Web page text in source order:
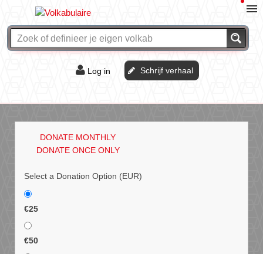
Log in Schrijf verhaal
DONATE MONTHLY
DONATE ONCE ONLY
Select a Donation Option (EUR)
€25
€50